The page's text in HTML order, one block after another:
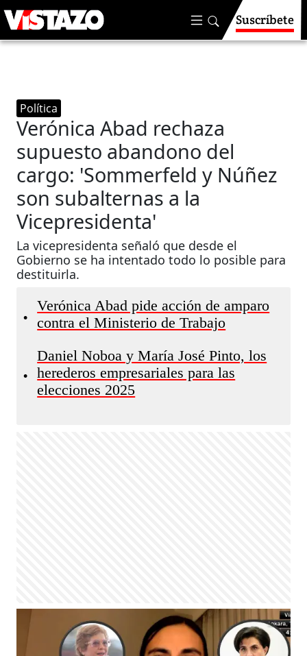
Suscríbete
Política
Verónica Abad rechaza
supuesto abandono del
cargo: 'Sommerfeld y Núñez
son subalternas a la
Vicepresidenta'
La vicepresidenta señaló que desde el
Gobierno se ha intentado todo lo posible para
destituirla.
•
Verónica Abad pide acción de amparo
contra el Ministerio de Trabajo
•
Daniel Noboa y María José Pinto, los
herederos empresariales para las
elecciones 2025